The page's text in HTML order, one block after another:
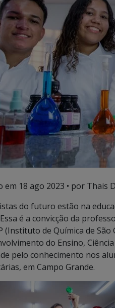
em 18 ago 2023 • por Thais
do futuro estão na
é a convicção da
(Instituto de Química de
do Ensino,
pelo conhecimento nos
em Campo Grande.